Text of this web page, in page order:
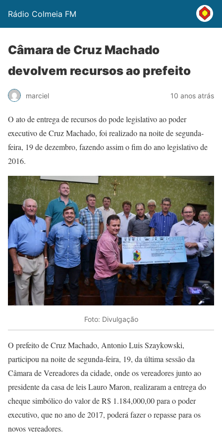
Rádio Colmeia FM
Câmara de Cruz Machado
devolvem recursos ao prefeito
marciel 10 anos atrás
O ato de entrega de recursos do pode legislativo ao poder
executivo de Cruz Machado, foi realizado na noite de segunda-
feira, 19 de dezembro, fazendo assim o fim do ano legislativo de
2016.
Foto: Divulgação
O prefeito de Cruz Machado, Antonio Luis Szaykowski,
participou na noite de segunda-feira, 19, da última sessão da
Câmara de Vereadores da cidade, onde os vereadores junto ao
presidente da casa de leis Lauro Maron, realizaram a entrega do
cheque simbólico do valor de R$ 1.184,000,00 para o poder
executivo, que no ano de 2017, poderá fazer o repasse para os
novos vereadores.